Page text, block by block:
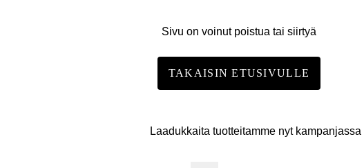
Sivu on voinut poistua tai siirtyä
TAKAISIN ETUSIVULLE
Laadukkaita tuotteitamme nyt kampanjassa